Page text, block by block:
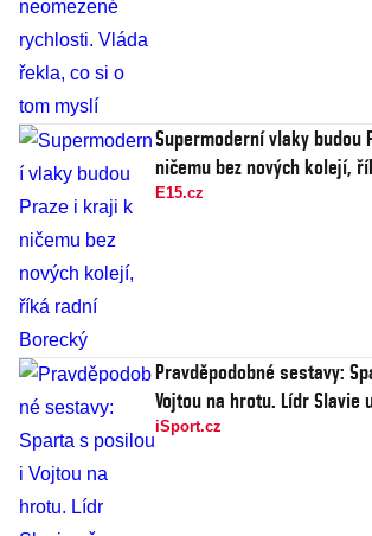
Supermoderní vlaky budou
ničemu bez nových kolejí,
E15.cz
Pravděpodobné sestavy:
Vojtou na hrotu. Lídr Slavie
iSport.cz